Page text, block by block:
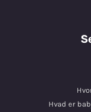
Hvad er